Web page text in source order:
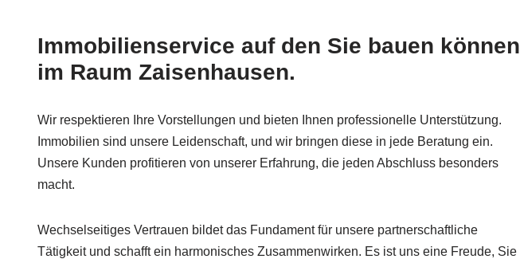
Immobilienservice auf den Sie bauen können
im Raum Zaisenhausen.
Wir respektieren Ihre Vorstellungen und bieten Ihnen professionelle Unterstützung.
Immobilien sind unsere Leidenschaft, und wir bringen diese in jede Beratung ein.
Unsere Kunden profitieren von unserer Erfahrung, die jeden Abschluss besonders
macht.
Wechselseitiges Vertrauen bildet das Fundament für unsere partnerschaftliche
Tätigkeit und schafft ein harmonisches Zusammenwirken. Es ist uns eine Freude, Sie